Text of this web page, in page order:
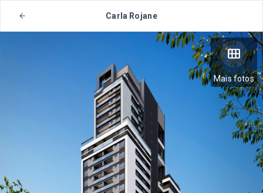
Carla Rojane
Mais fotos